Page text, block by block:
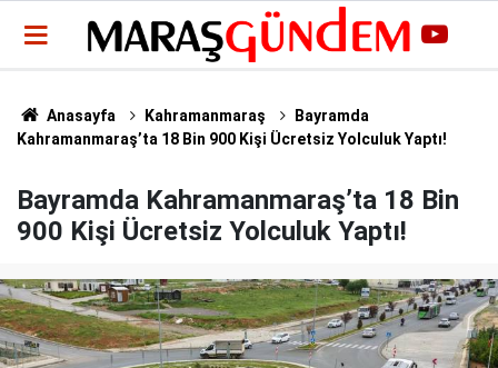
Anasayfa Kahramanmaraş
Bayramda
Kahramanmaraş’ta 18 Bin 900 Kişi Ücretsiz Yolculuk Yaptı!
Bayramda Kahramanmaraş’ta 18 Bin
900 Kişi Ücretsiz Yolculuk Yaptı!